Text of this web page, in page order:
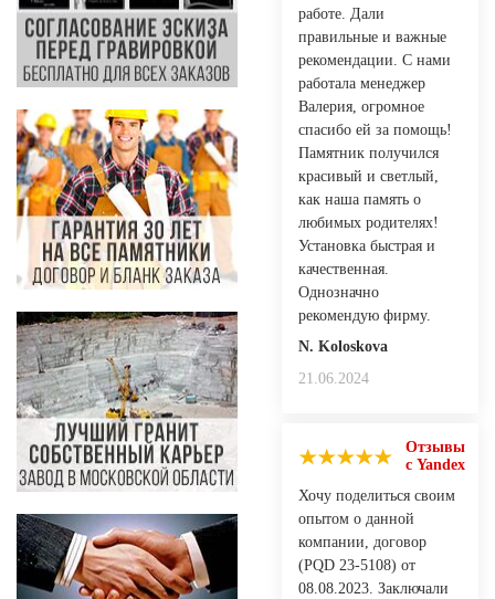
работе. Дали
правильные и важные
рекомендации. С нами
работала менеджер
Валерия, огромное
спасибо ей за помощь!
Памятник получился
красивый и светлый,
как наша память о
любимых родителях!
Установка быстрая и
качественная.
Однозначно
рекомендую фирму.
N. Koloskovа
21.06.2024
Отзывы
с Yandex
Хочу поделиться своим
опытом о данной
компании, договор
(PQD 23-5108) от
08.08.2023. Заключали